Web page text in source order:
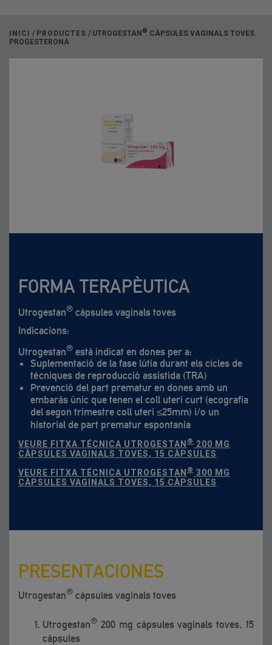
INICI / PRODUCTES / UTROGESTAN ® CÀPSULES VAGINALS TOVES.
PROGESTERONA
FORMA TERAPÈUTICA
Utrogestan® càpsules vaginals toves
Indicacions:
Utrogestan® està indicat en dones per a:
Suplementació de la fase lútia durant els cicles de
tècniques de reproducció assistida (TRA)
Prevenció del part prematur en dones amb un
embaràs únic que tenen el coll uterí curt (ecografia
del segon trimestre coll uterí ≤25mm) i/o un
historial de part prematur espontania
VEURE FITXA TÉCNICA UTROGESTAN ® 200 MG
CÀPSULES VAGINALS TOVES, 15 CÀPSULES
VEURE FITXA TÉCNICA UTROGESTAN ® 300 MG
CÀPSULES VAGINALS TOVES, 15 CÀPSULES
PRESENTACIONES
Utrogestan® càpsules vaginals toves
Utrogestan® 200 mg càpsules vaginals toves, 15
càpsules